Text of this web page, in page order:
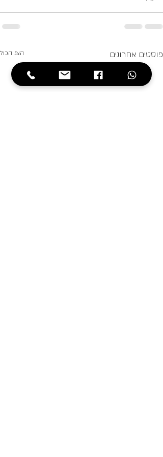
פוסטים אחרונים הצג הכול